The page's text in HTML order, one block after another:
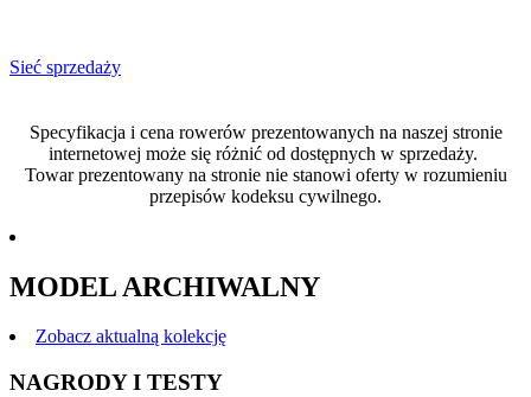
Sieć sprzedaży
Specyfikacja i cena rowerów prezentowanych na naszej stronie
internetowej może się różnić od dostępnych w sprzedaży.
Towar prezentowany na stronie nie stanowi oferty w rozumieniu
przepisów kodeksu cywilnego.
MODEL ARCHIWALNY
Zobacz aktualną kolekcję
NAGRODY I TESTY